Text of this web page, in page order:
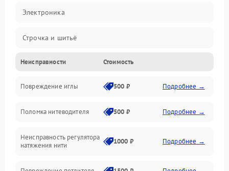
Электроника
Строчка и шитьё
Прочие неисправности
Подача ткани
Игловодитель и механизмы
Ножи и обрезка
Шпульки, нити и заправка
Неисправности Стоимость
Повреждение иглы 500 ₽ Подробнее →
Поломка нитеводителя 500 ₽ Подробнее →
Неисправность регулятора
натяжения нити
1000 ₽ Подробнее →